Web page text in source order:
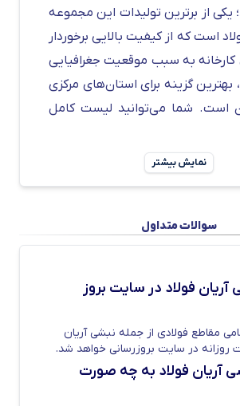
یکی از برترین تولیدات این مجموعه
است که از کیفیت بالایی برخوردار
به سبب موقعیت جغرافیایی
بهترین گزینه برای استان‌های مرکزی
است. شما می‌توانید لیست کامل
برای کسب اطلاعات بیشتر و خرید
نبشی آرین فولاد در ضخامت 3 الی 12 میلی‌متر و
تولید شده توسط کارخانه
بر اساس استاندارد ملی و بین
می‌شوند؛ به گونه‌ای که وزن نبشی
نمایش بیشتر
سوالات متداول
فولاد در سایت بروز
مقاطع فولادی از جمله نبشی آریان
روزانه در سایت بروزرسانی خواهد شد.
آریان فولاد به چه صورت